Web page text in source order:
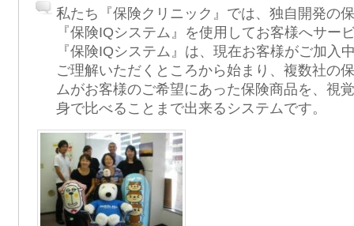
私たち『保険クリニック』では、独自開発の
『保険IQシステム』を使用してお客様へサー
『保険IQシステム』は、現在お客様がご加入
ご理解いただくところから始まり、複数社の
ムがお客様のご希望にあった保険商品を、視
身で比べることまで出来るシステムです。